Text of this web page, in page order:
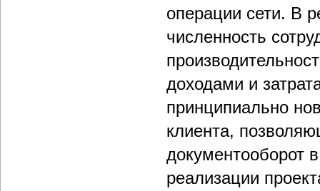
операции сети. В
численность
доходами и
принципиально
клиента,
документооборот
реализации